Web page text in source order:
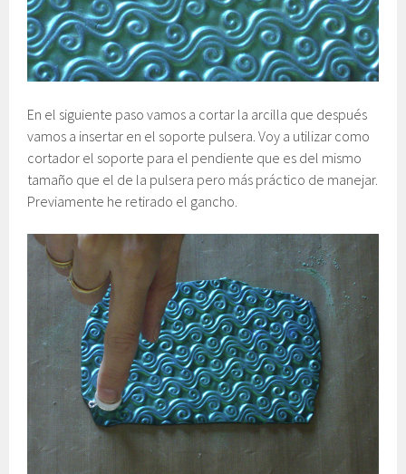
En el siguiente paso vamos a cortar la arcilla que después
vamos a insertar en el soporte pulsera. Voy a utilizar como
cortador el soporte para el pendiente que es del mismo
tamaño que el de la pulsera pero más práctico de manejar.
Previamente he retirado el gancho.